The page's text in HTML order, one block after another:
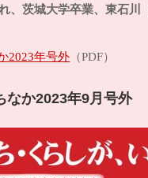
れ、茨城大学卒業、東石川
2023年号外 （PDF）
なか2023年9月号外